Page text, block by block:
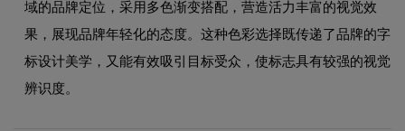
域的品牌定位，采用多色渐变搭配，营造活力丰富的视觉效
果，展现品牌年轻化的态度。这种色彩选择既传递了品牌的字
标设计美学，又能有效吸引目标受众，使标志具有较强的视觉
辨识度。